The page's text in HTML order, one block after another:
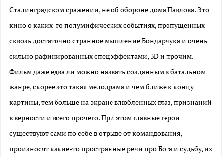
Сталинградском сражении, не об обороне дома Павлова. Это
кино о каких-то полумифических событиях, пропущенных
сквозь достаточно странное мышление Бондарчука и очень
сильно рафинированных спецэффектами, 3D и прочим.
Фильм даже едва ли можно назвать созданным в батальном
жанре, скорее это такая мелодрама и чем ближе к концу
картины, тем больше на экране влюбленных глаз, признаний
в верности и всего прочего. При этом главные герои
существуют сами по себе в отрыве от командования,
произносят какие-то пространные речи про Бога и судьбу, их